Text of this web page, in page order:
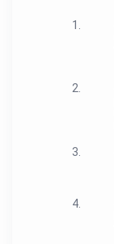
1.
2.
3.
4.